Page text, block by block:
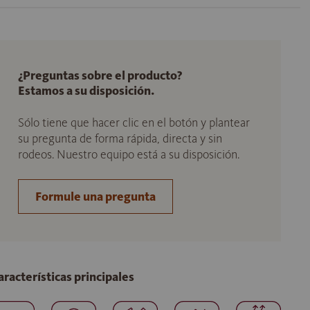
¿Preguntas sobre el producto?
Estamos a su disposición.
Sólo tiene que hacer clic en el botón y plantear
su pregunta de forma rápida, directa y sin
rodeos. Nuestro equipo está a su disposición.
Formule una pregunta
principales